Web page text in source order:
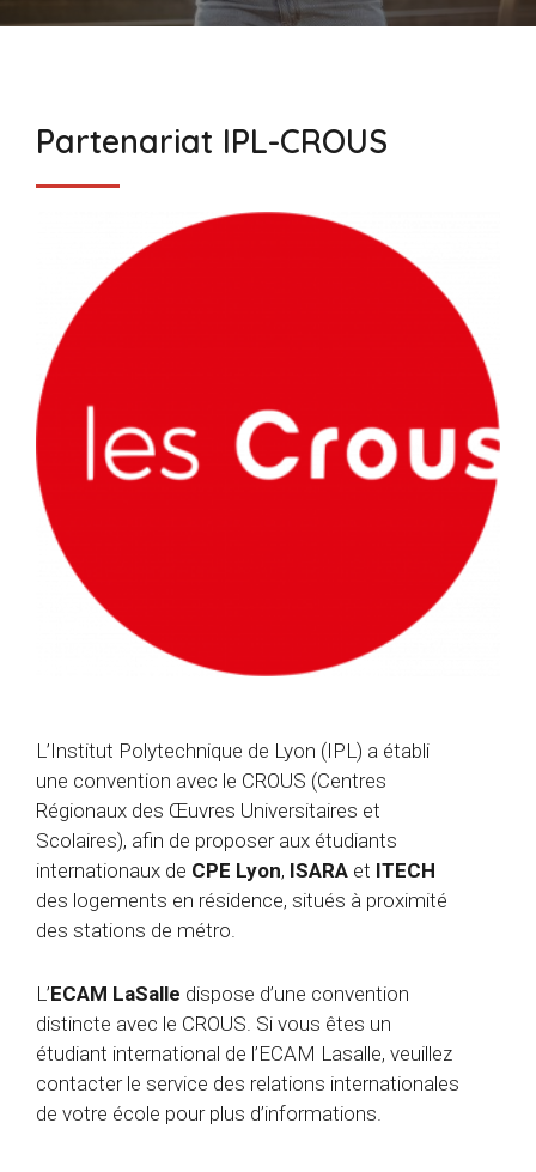
Partenariat IPL-CROUS
L’Institut Polytechnique de Lyon (IPL) a établi
une convention avec le CROUS (Centres
Régionaux des Œuvres Universitaires et
Scolaires), afin de proposer aux étudiants
internationaux de CPE Lyon, ISARA et ITECH
des logements en résidence, situés à proximité
des stations de métro.
L’ECAM LaSalle dispose d’une convention
distincte avec le CROUS. Si vous êtes un
étudiant international de l’ECAM Lasalle, veuillez
contacter le service des relations internationales
de votre école pour plus d’informations.